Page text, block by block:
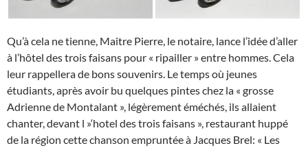
Qu’à cela ne tienne, Maitre Pierre, le notaire, lance l’idée d’aller
à l’hôtel des trois faisans pour « ripailler » entre hommes. Cela
leur rappellera de bons souvenirs. Le temps où jeunes
étudiants, après avoir bu quelques pintes chez la « grosse
Adrienne de Montalant », légèrement éméchés, ils allaient
chanter, devant l »‘hotel des trois faisans », restaurant huppé
de la région cette chanson empruntée à Jacques Brel: « Les